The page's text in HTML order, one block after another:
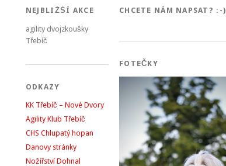
NEJBLIŽŠÍ AKCE
agility dvojzkoušky
Třebíč
ODKAZY
KK Třebíč – Nové Dvory
Agility Klub Třebíč
CHS Chlupatý hopan
Danovy stránky
Nožířství Dohnal
CHCETE NÁM NAPSAT? :-)
FOTEČKY